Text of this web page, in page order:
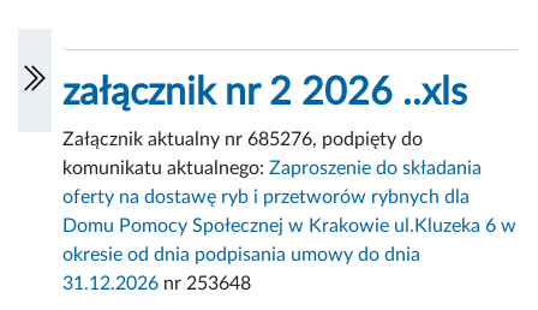
załącznik nr 2 2026 ..xls
Załącznik aktualny nr 685276, podpięty do
komunikatu aktualnego:Zaproszenie do składania
oferty na dostawę ryb i przetworów rybnych dla
Domu Pomocy Społecznej w Krakowie ul.Kluzeka 6 w
okresie od dnia podpisania umowy do dnia
31.12.2026 nr 253648